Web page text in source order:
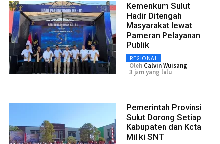
Kemenkum Sulut
Hadir Ditengah
Masyarakat lewat
Pameran Pelayanan
Publik
REGIONAL
Oleh Calvin Wuisang
3 jam yang lalu
Pemerintah Provinsi
Sulut Dorong Setiap
Kabupaten dan Kota
Miliki SNT